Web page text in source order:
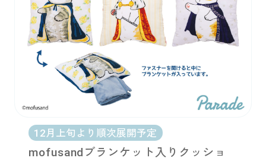
12月上旬より順次展開予定
mofusandブランケット入りクッショ